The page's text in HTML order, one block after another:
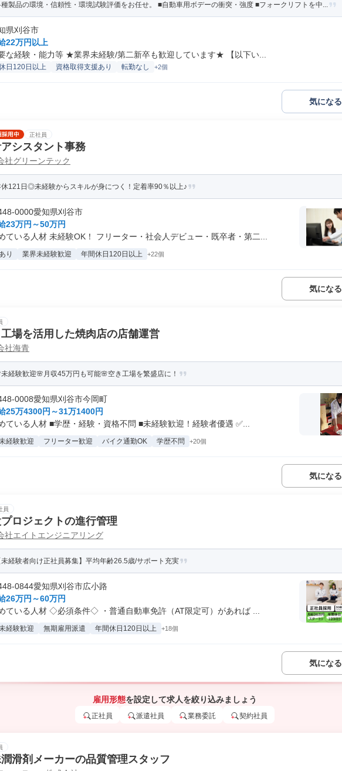
製品の環境・信頼性・環境試験評価をお任せ。 ■自動車用ボデーの衝突・強度 ■フォークリフトを中...
県刈谷市
22万円以上
な経験・能力等 ★業界未経験/第二新卒も歓迎しています★ 【以下い...
日120日以上 資格取得支援あり 転勤なし +2個
気になる
正社員
シスタント事務
社グリーンテック
休121日◎未経験からスキルが身につく！定着率90％以上♪
0000愛知県刈谷市
23万円～50万円
ている人材 未経験OK！ フリーター・社会人デビュー・既卒者・第二...
り 業界未経験歓迎 年間休日120日以上 +22個
気になる
場を活用した焼肉店の店舗運営
社海青
経験歓迎🌸月収45万円も可能🌸空き工場を繁盛店に！
0008愛知県刈谷市今岡町
25万4300円～31万1400円
ている人材 ■学歴・経験・資格不問 ■未経験歓迎！経験者優遇 ✅...
経験歓迎 フリーター歓迎 バイク通勤OK 学歴不問 +20個
気になる
員
ロジェクトの進行管理
社エイトエンジニアリング
未経験者向け正社員募集】平均年齢26.5歳/サポート充実
0844愛知県刈谷市広小路
26万円～60万円
ている人材 ◇必須条件◇ ・普通自動車免許（AT限定可）があれば ...
経験歓迎 無期雇用派遣 年間休日120日以上 +18個
気になる
雇用形態を設定して求人を絞り込みましょう
正社員 派遣社員 業務委託 契約社員
滑剤メーカーの品質管理スタッフ